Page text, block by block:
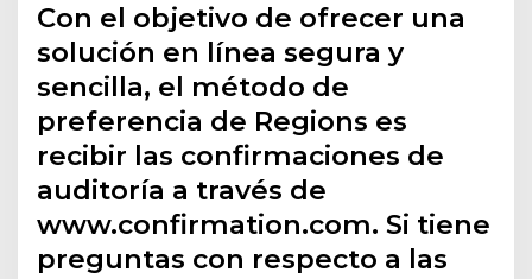
Con el objetivo de ofrecer una
solución en línea segura y
sencilla, el método de
preferencia de Regions es
recibir las confirmaciones de
auditoría a través de
www.confirmation.com. Si tiene
preguntas con respecto a las